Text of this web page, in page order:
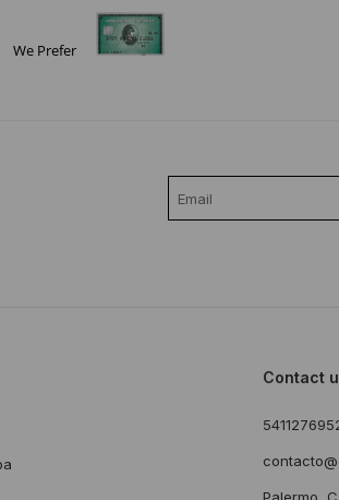
We Prefer
Contact
Palermo,